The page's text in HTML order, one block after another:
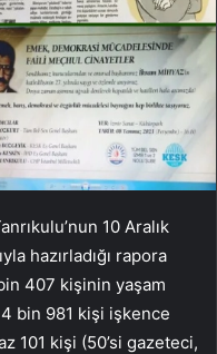
10 Aralık
hazırladığı rapora
407 kişinin yaşam
bin 981 kişi işkence
101 kişi (50’si gazeteci,